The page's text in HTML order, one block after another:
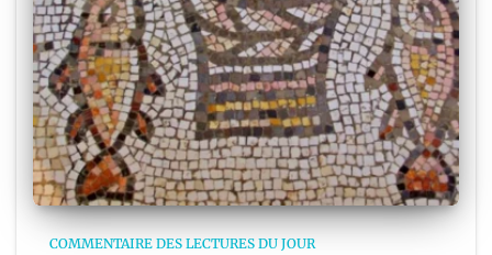
COMMENTAIRE DES LECTURES DU JOUR